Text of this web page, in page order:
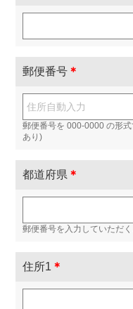
郵便番号 ＊
郵便番号を 000-0000 の形
あり)
都道府県 ＊
郵便番号を入力していただ
住所1 ＊